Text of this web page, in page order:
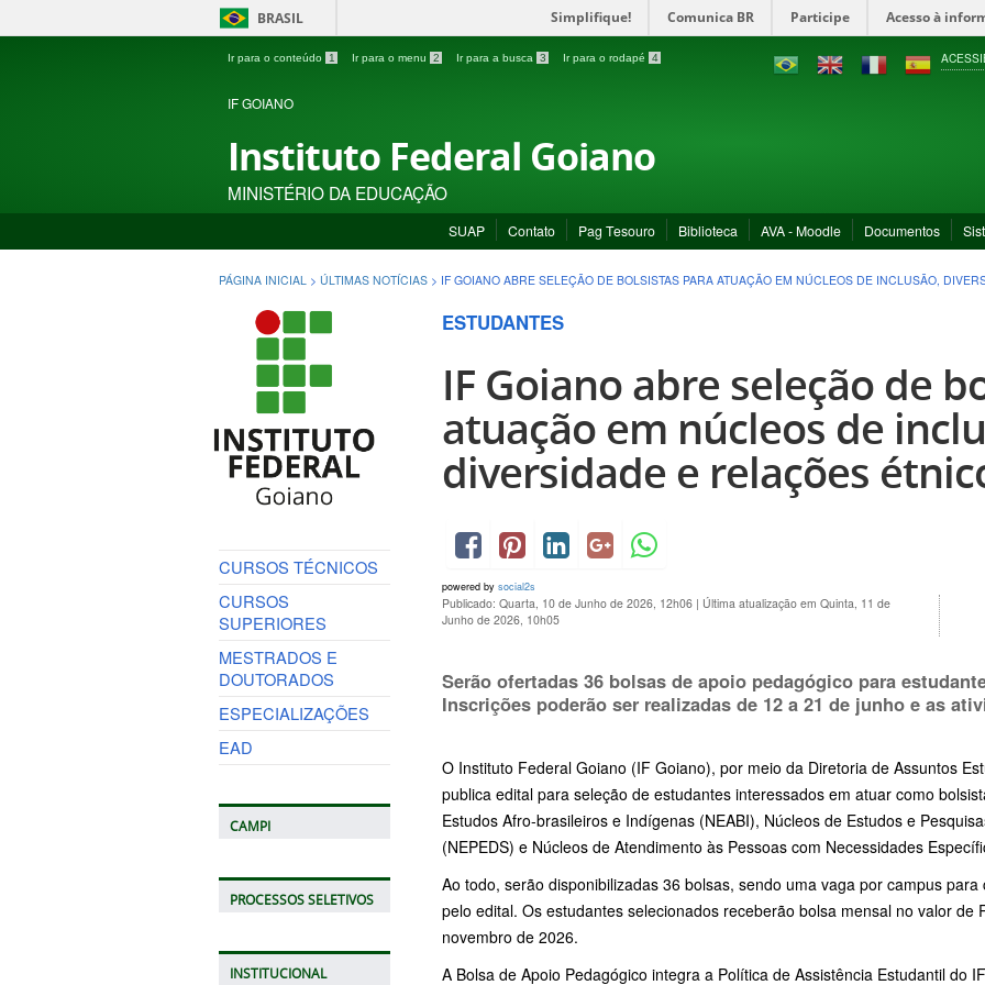
BRASIL Simplifique! Comunica BR Participe Acesso à
Ir para o conteúdo 1 Ir para o menu 2 Ir para a busca 3 Ir para o rodapé 4
IF GOIANO
Instituto Federal Goiano
MINISTÉRIO DA EDUCAÇÃO
SUAP Contato Pag Tesouro Biblioteca AVA - Moodle Documentos
PÁGINA INICIAL > ÚLTIMAS NOTÍCIAS > IF GOIANO ABRE SELEÇÃO DE BOLSISTAS PARA ATUAÇÃO EM NÚCLEOS DE INCLUSÃO,
CURSOS TÉCNICOS
CURSOS
SUPERIORES
MESTRADOS E
DOUTORADOS
ESPECIALIZAÇÕES
EAD
CAMPI
PROCESSOS SELETIVOS
INSTITUCIONAL
ESTUDANTES
IF Goiano abre seleção de
atuação em núcleos de
diversidade e relações
powered by social2s
Publicado: Quarta, 10 de Junho de 2026, 12h06 | Última atualização em Quinta, 11 de
Junho de 2026, 10h05
Serão ofertadas 36 bolsas de apoio pedagógico para
Inscrições poderão ser realizadas de 12 a 21 de junho e as
O Instituto Federal Goiano (IF Goiano), por meio da Diretoria de Assuntos
publica edital para seleção de estudantes interessados em atuar como
Estudos Afro-brasileiros e Indígenas (NEABI), Núcleos de Estudos e
(NEPEDS) e Núcleos de Atendimento às Pessoas com Necessidades
Ao todo, serão disponibilizadas 36 bolsas, sendo uma vaga por campus
pelo edital. Os estudantes selecionados receberão bolsa mensal no valor de
novembro de 2026.
A Bolsa de Apoio Pedagógico integra a Política de Assistência Estudantil do